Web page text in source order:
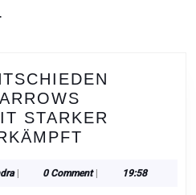
STARKER
Sandra 0 Comment 19:58